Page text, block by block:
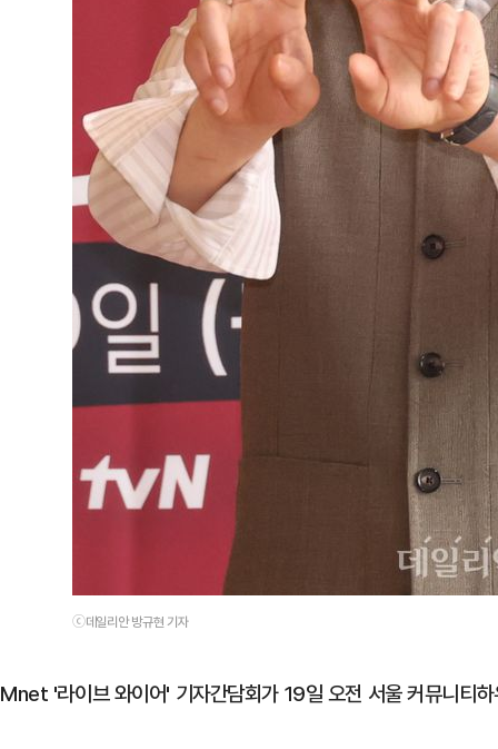
ⓒ데일리안 방규현 기자
Mnet '라이브 와이어' 기자간담회가 19일 오전 서울 커뮤니티